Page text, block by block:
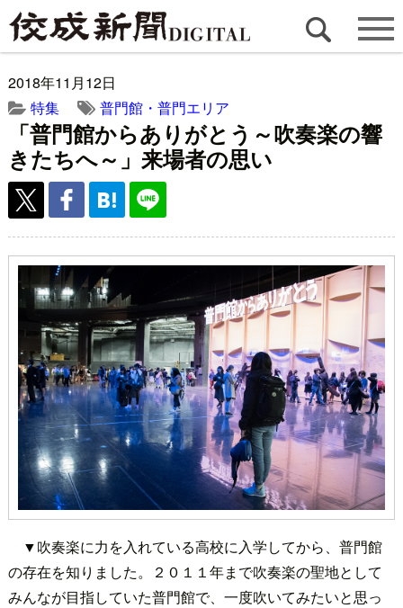
2018年11月12日
特集
普門館・普門エリア
「普門館からありがとう～吹奏楽の響
きたちへ～」来場者の思い
▼吹奏楽に力を入れている高校に入学してから、普門館
の存在を知りました。２０１１年まで吹奏楽の聖地として
みんなが目指していた普門館で、一度吹いてみたいと思っ